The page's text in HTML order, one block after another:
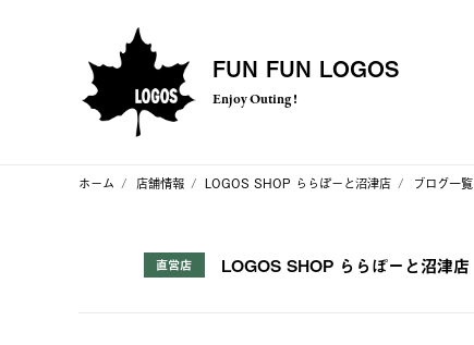
FUN FUN LOGOS
Enjoy Outing !
ホーム 店舗情報 LOGOS SHOP ららぽーと沼津店 ブログ一覧
直営店 LOGOS SHOP ららぽーと沼津店